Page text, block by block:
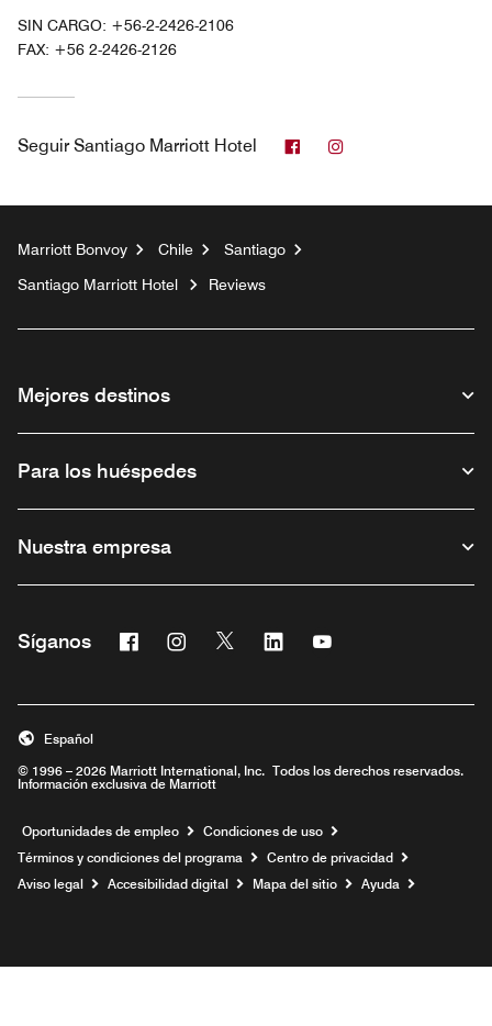
SIN CARGO: +56-2-2426-2106
FAX: +56 2-2426-2126
Seguir Santiago Marriott Hotel Facebook
Marriott Bonvoy Chile
Santiago
Santiago Marriott Hotel
Reviews
Mejores destinos
Para los huéspedes
Nuestra empresa
Síganos Facebook
Abre una ventana nueva
Instagram
Abre una ventana nueva
Twitter
Abre una ventana nueva
Linkedin
Abre una ventana nueva
Abre una ventana
© 1996 – 2026 Marriott International, Inc. Todos los derechos reservados.
Información exclusiva de Marriott
Español
Oportunidades de empleo Abre una ventana nueva
Condiciones de uso
Términos y condiciones del programa
Centro de privacidad
Aviso legal
Accesibilidad digital Mapa del sitio Ayuda